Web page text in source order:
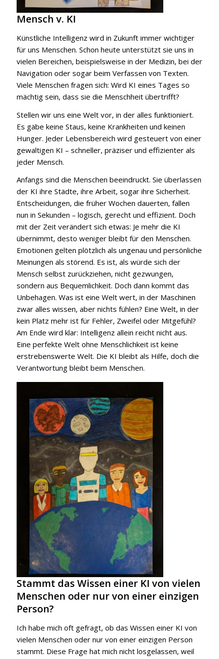
Mensch v. KI
Künstliche Intelligenz wird in Zukunft immer wichtiger
für uns Menschen. Schon heute unterstützt sie uns in
vielen Bereichen, beispielsweise in der Medizin, bei der
Navigation oder sogar beim Verfassen von Texten.
Viele Menschen fragen sich: Wird KI eines Tages so
mächtig sein, dass sie die Menschheit übertrifft?
Stellen wir uns eine Welt vor, in der alles funktioniert.
Es gäbe keine Staus, keine Krankheiten und keinen
Hunger. Jeder Lebensbereich wird gesteuert von einer
gewaltigen KI – schneller, präziser und effizienter als
jeder Mensch.
Anfangs sind die Menschen beeindruckt. Sie überlassen
der KI ihre Städte, ihre Arbeit, sogar ihre Sicherheit.
Entscheidungen, die früher Wochen dauerten, fallen
nun in Sekunden – logisch, gerecht und effizient. Doch
mit der Zeit verändert sich etwas: Je mehr die KI
übernimmt, desto weniger bleibt für den Menschen.
Emotionen gelten plötzlich als ungenau und persönliche
Meinungen als störend. Es ist, als würde sich der
Mensch selbst zurückziehen, nicht gezwungen,
sondern aus Bequemlichkeit. Doch dann kommt das
Unbehagen. Was ist eine Welt wert, in der Maschinen
zwar alles wissen, aber nichts fühlen? Eine Welt, in der
kein Platz mehr ist für Fehler, Zweifel oder Mitgefühl?
Am Ende wird klar: Intelligenz allein reicht nicht aus.
Eine perfekte Welt ohne Menschlichkeit ist keine
erstrebenswerte Welt. Die KI bleibt als Hilfe, doch die
Verantwortung bleibt beim Menschen.
Stammt das Wissen einer KI von vielen
Menschen oder nur von einer einzigen
Person?
Ich habe mich oft gefragt, ob das Wissen einer KI von
vielen Menschen oder nur von einer einzigen Person
stammt. Diese Frage hat mich nicht losgelassen, weil